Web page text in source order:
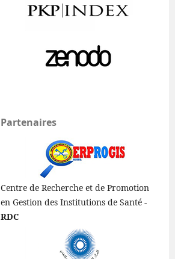
Partenaires
Centre de Recherche et de Promotion
en Gestion des Institutions de Santé -
RDC